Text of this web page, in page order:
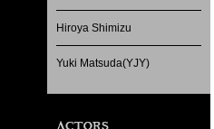
Hiroya Shimizu
Yuki Matsuda(YJY)